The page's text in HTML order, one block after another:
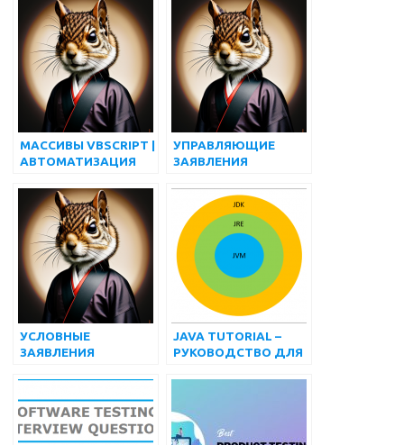
МАССИВЫ VBSCRIPT |
АВТОМАТИЗАЦИЯ
QTP/UFT
УПРАВЛЯЮЩИЕ
ЗАЯВЛЕНИЯ
АВТОМАТИЗАЦИЯ
ТЕСТИРОВАНИЯ
QTP/UFT
УСЛОВНЫЕ
ЗАЯВЛЕНИЯ
АВТОМАТИЗАЦИЯ
ТЕСТИРОВАНИЯ
QTP/UFT
JAVA TUTORIAL –
РУКОВОДСТВО ДЛЯ